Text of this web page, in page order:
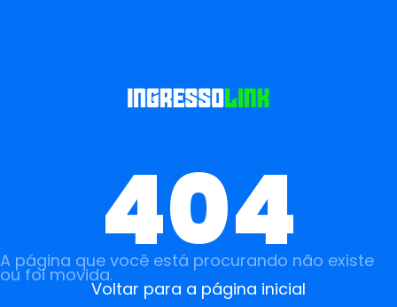
404
A página que você está procurando não existe
ou foi movida.
Voltar para a página inicial